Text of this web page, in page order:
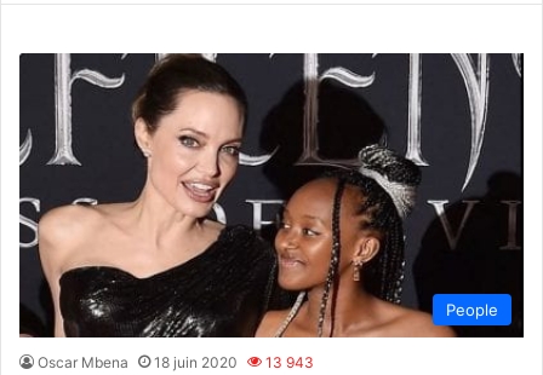
People
Oscar Mbena 18 juin 2020 13 943